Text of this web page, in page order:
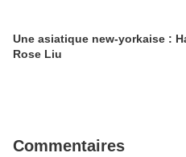
Une asiatique new-yorkaise :
Rose Liu
Commentaires